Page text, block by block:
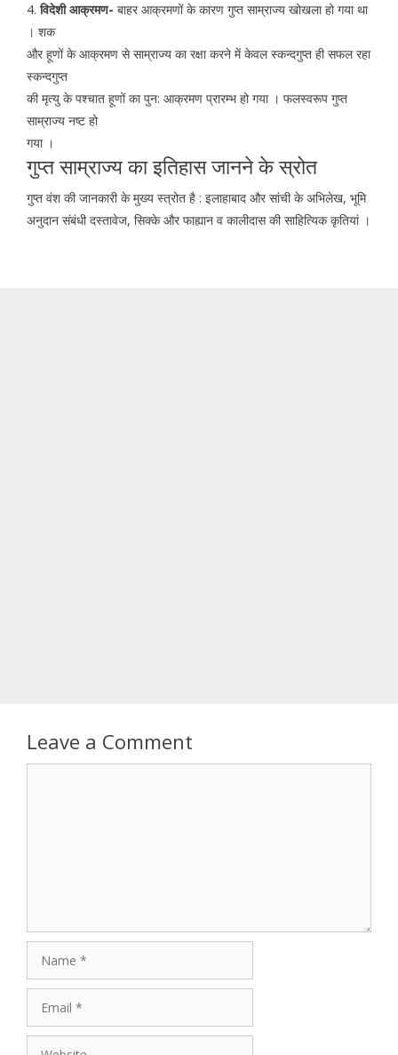
4.विदेशी आक्रमण- बाहर आक्रमणों के कारण गुप्त साम्राज्य खोखला हो गया था
। शक
और हूणों के आक्रमण से साम्राज्य का रक्षा करने में केवल स्कन्दगुप्त ही सफल रहा
स्कन्दगुप्त
की मृत्यु के पश्चात हूणों का पुन: आक्रमण प्रारम्भ हो गया । फलस्वरूप गुप्त
साम्राज्य नष्ट हो
गया ।
गुप्त साम्राज्य का इतिहास जानने के स्रोत
गुप्त वंश की जानकारी के मुख्य स्त्रोत है : इलाहाबाद और सांची के अभिलेख, भूमि
अनुदान संबंधी दस्तावेज, सिक्के और फाह्यान व कालीदास की साहित्यिक कृतियां ।
Leave a Comment